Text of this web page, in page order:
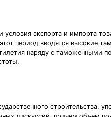
условия экспорта и импорта
период вводятся высокие
наряду с таможенными
строительства,